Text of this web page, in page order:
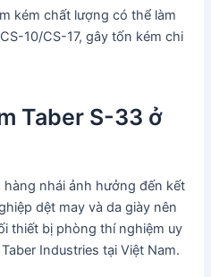
kém chất lượng có thể làm
10/CS-17, gây tốn kém chi
Taber S-33 ở
nhái ảnh hưởng đến kết
dệt may và da giày nên
thiết bị phòng thí nghiệm uy
Industries tại Việt Nam.